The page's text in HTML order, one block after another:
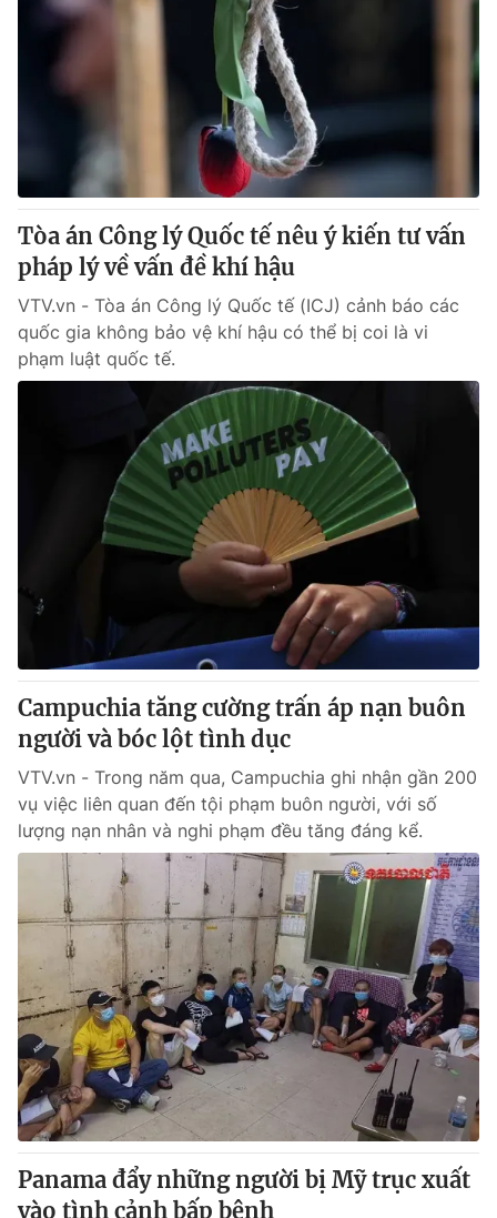
Tòa án Công lý Quốc tế nêu ý kiến tư vấn
pháp lý về vấn đề khí hậu
VTV.vn - Tòa án Công lý Quốc tế (ICJ) cảnh báo các
quốc gia không bảo vệ khí hậu có thể bị coi là vi
phạm luật quốc tế.
Campuchia tăng cường trấn áp nạn buôn
người và bóc lột tình dục
VTV.vn - Trong năm qua, Campuchia ghi nhận gần 200
vụ việc liên quan đến tội phạm buôn người, với số
lượng nạn nhân và nghi phạm đều tăng đáng kể.
Panama đẩy những người bị Mỹ trục xuất
vào tình cảnh bấp bênh